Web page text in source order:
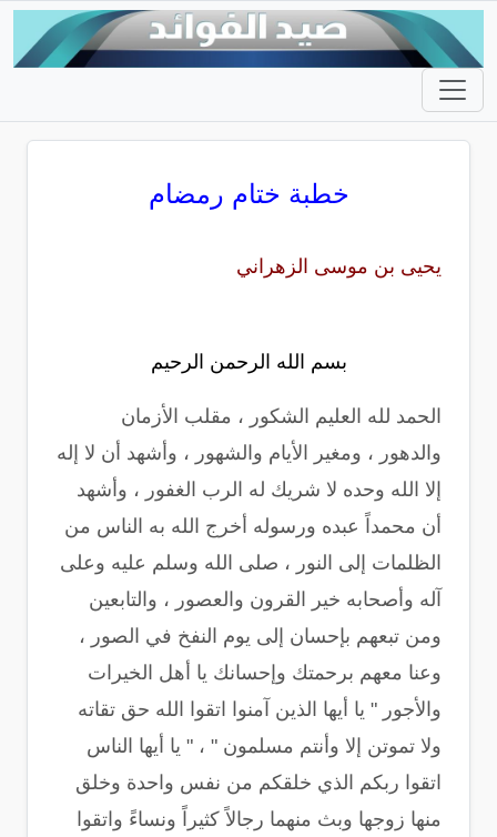
خطبة ختام رمضام
يحيى بن موسى الزهراني
بسم الله الرحمن الرحيم
الحمد لله العليم الشكور ، مقلب الأزمان
والدهور ، ومغير الأيام والشهور ، وأشهد أن لا إله
إلا الله وحده لا شريك له الرب الغفور ، وأشهد
أن محمداً عبده ورسوله أخرج الله به الناس من
الظلمات إلى النور ، صلى الله وسلم عليه وعلى
آله وأصحابه خير القرون والعصور ، والتابعين
ومن تبعهم بإحسان إلى يوم النفخ في الصور ،
وعنا معهم برحمتك وإحسانك يا أهل الخيرات
والأجور " يا أيها الذين آمنوا اتقوا الله حق تقاته
ولا تموتن إلا وأنتم مسلمون " ، " يا أيها الناس
اتقوا ربكم الذي خلقكم من نفس واحدة وخلق
منها زوجها وبث منهما رجالاً كثيراً ونساءً واتقوا